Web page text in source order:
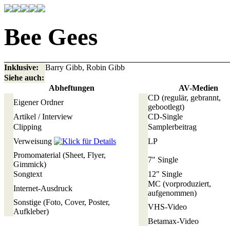
Bee Gees
Inklusive:
Barry Gibb, Robin Gibb
Siehe auch:
Abheftungen
AV-Medien
Eigener Ordner
CD (regulär, gebrannt,
gebootlegt)
Artikel / Interview
CD-Single
Clipping
Samplerbeitrag
Verweisung
LP
Promomaterial (Sheet, Flyer,
Gimmick)
7" Single
Songtext
12" Single
Internet-Ausdruck
MC (vorproduziert,
aufgenommen)
Sonstige (Foto, Cover, Poster,
Aufkleber)
VHS-Video
Betamax-Video